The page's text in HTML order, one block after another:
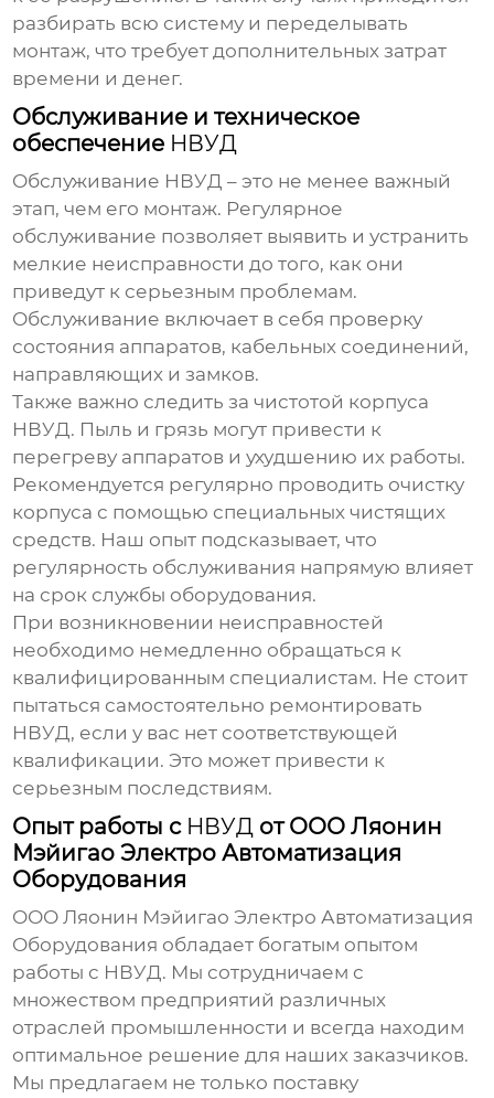
разбирать всю систему и переделывать
монтаж, что требует дополнительных затрат
времени и денег.
Обслуживание и техническое
обеспечение НВУД
Обслуживание НВУД – это не менее важный
этап, чем его монтаж. Регулярное
обслуживание позволяет выявить и устранить
мелкие неисправности до того, как они
приведут к серьезным проблемам.
Обслуживание включает в себя проверку
состояния аппаратов, кабельных соединений,
направляющих и замков.
Также важно следить за чистотой корпуса
НВУД. Пыль и грязь могут привести к
перегреву аппаратов и ухудшению их работы.
Рекомендуется регулярно проводить очистку
корпуса с помощью специальных чистящих
средств. Наш опыт подсказывает, что
регулярность обслуживания напрямую влияет
на срок службы оборудования.
При возникновении неисправностей
необходимо немедленно обращаться к
квалифицированным специалистам. Не стоит
пытаться самостоятельно ремонтировать
НВУД, если у вас нет соответствующей
квалификации. Это может привести к
серьезным последствиям.
Опыт работы с НВУД от ООО Ляонин
Мэйигао Электро Автоматизация
Оборудования
ООО Ляонин Мэйигао Электро Автоматизация
Оборудования обладает богатым опытом
работы с НВУД. Мы сотрудничаем с
множеством предприятий различных
отраслей промышленности и всегда находим
оптимальное решение для наших заказчиков.
Мы предлагаем не только поставку